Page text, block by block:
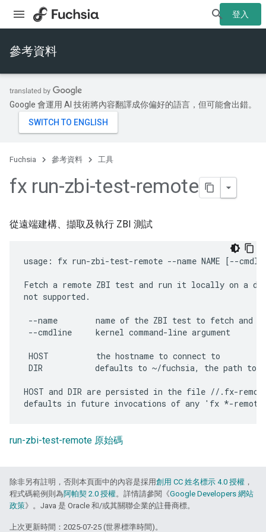
登入
參考資料
Google 會運用 AI 技術將內容翻譯成你偏好的語言，但可能會出錯。
Fuchsia 參考資料 工具
fx run-zbi-test-remote
從遠端建構、擷取及執行 ZBI 測試
usage: fx run-zbi-test-remote --name NAME [--cmdline
Fetch a remote ZBI test and run it locally on a
not supported.
--name        name of the ZBI test to fetch and
--cmdline     kernel command-line argument
HOST          the hostname to connect to
DIR           defaults to ~/fuchsia, the path to the
HOST and DIR are persisted in the file //.fx-
run-zbi-test-remote 原始碼
除非另有註明，否則本頁面中的內容是採用創用 CC 姓名標示 4.0 授權 ，
程式碼範例則為阿帕契 2.0 授權。詳情請參閱《Google Developers 網站
政策》。Java 是 Oracle 和/或其關聯企業的註冊商標。
上次更新時間：2025-07-25 (世界標準時間)。